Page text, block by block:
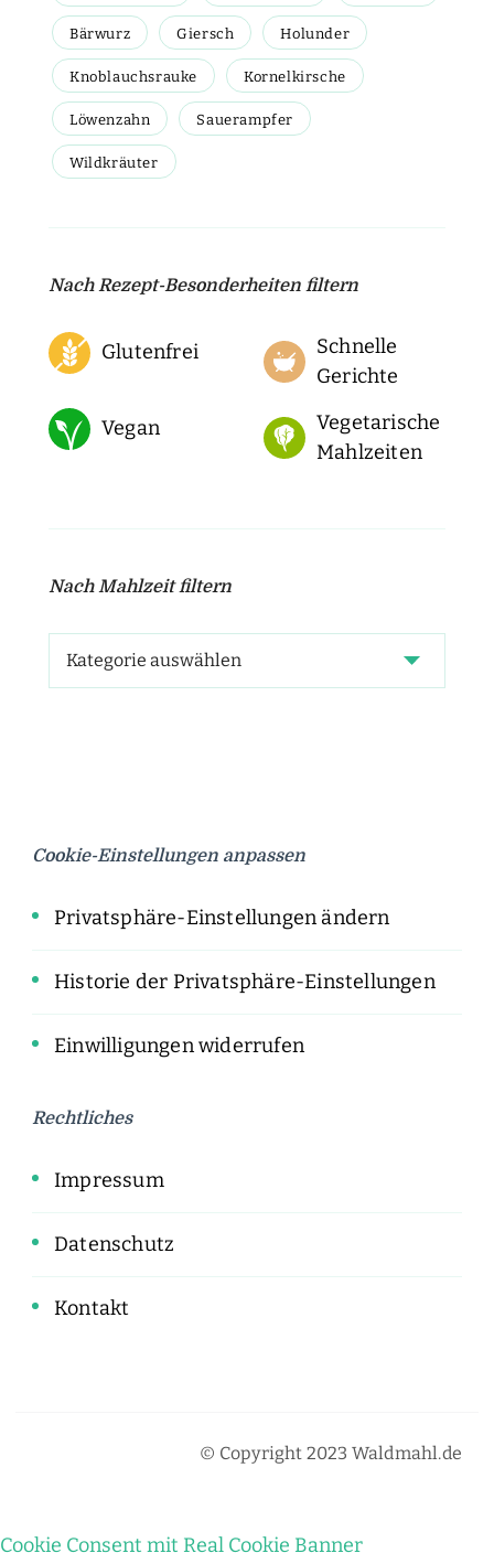
Bärwurz Giersch Holunder
Knoblauchsrauke Kornelkirsche
Löwenzahn Sauerampfer
Wildkräuter
Nach Rezept-Besonderheiten filtern
Glutenfrei
Schnelle
Gerichte
Vegan
Vegetarische
Mahlzeiten
Nach Mahlzeit filtern
Cookie-Einstellungen anpassen
Privatsphäre-Einstellungen ändern
Historie der Privatsphäre-Einstellungen
Einwilligungen widerrufen
Rechtliches
Impressum
Datenschutz
Kontakt
© Copyright 2023 Waldmahl.de
Cookie Consent mit Real Cookie Banner